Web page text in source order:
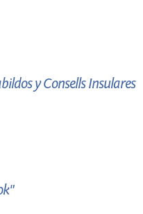
y Consells Insulares